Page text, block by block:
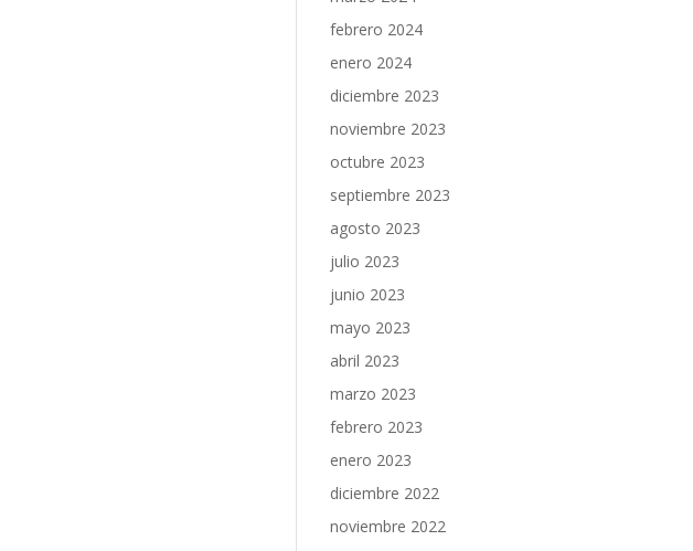
febrero 2024
enero 2024
diciembre 2023
noviembre 2023
octubre 2023
septiembre 2023
agosto 2023
julio 2023
junio 2023
mayo 2023
abril 2023
marzo 2023
febrero 2023
enero 2023
diciembre 2022
noviembre 2022